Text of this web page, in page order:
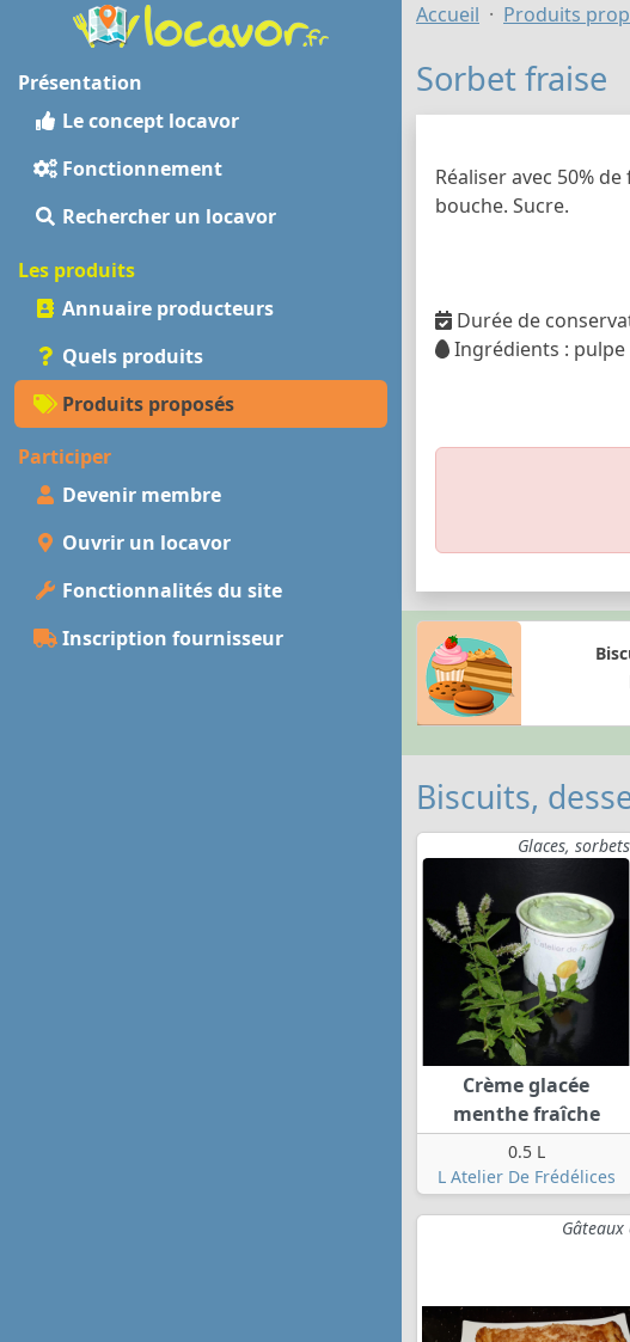
Présentation
Le concept locavor
Fonctionnement
Rechercher un locavor
Les produits
Annuaire producteurs
Quels produits
Produits proposés
Participer
Devenir membre
Ouvrir un locavor
Fonctionnalités du site
Inscription fournisseur
Accueil Produits
Sorbet fraise
Réaliser avec 50%
bouche. Sucre.
Durée de
Ingrédients :
Biscuits,
Glaces, sorbets
Crème glacée
menthe fraîche
0.5 L
L Atelier De Frédélices